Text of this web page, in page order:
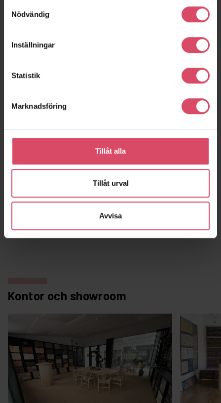
Nödvändig
Inställningar
Statistik
Marknadsföring
Tillåt alla
Tillåt urval
Avvisa
Malmö
Skräddarebyn 3A-B
expand_moreVisa fler
Kontor och showroom